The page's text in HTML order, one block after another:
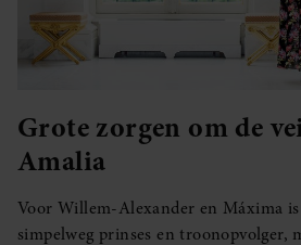
Grote zorgen om de
Amalia
Voor Willem-Alexander en Máxima
simpelweg prinses en troonopvolger,